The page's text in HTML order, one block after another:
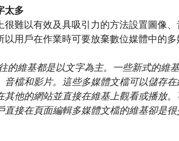
太多
很難以有效及具吸引力的方法設置圖像
以用戶在作業時可要放棄數位媒體中的
的維基都是以文字為主。一些新式的維
音檔和影片。這些多媒體文檔可以儲存
其他的網站並直接在維基上觀看或播放
直接在頁面編輯多媒體文檔的維基卻是很